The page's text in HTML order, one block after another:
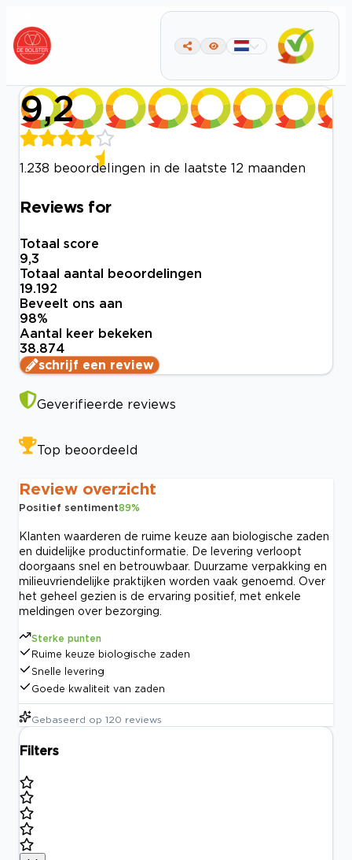
9,2
1.238 beoordelingen in de laatste 12 maanden
Reviews for
Totaal score
9,3
Totaal aantal beoordelingen
19.192
Beveelt ons aan
98%
Aantal keer bekeken
38.874
schrijf een review
Geverifieerde reviews
Top beoordeeld
Review overzicht
Positief sentiment89%
Klanten waarderen de ruime keuze aan biologische zaden
en duidelijke productinformatie. De levering verloopt
doorgaans snel en betrouwbaar. Duurzame verpakking en
milieuvriendelijke praktijken worden vaak genoemd. Over
het geheel gezien is de ervaring positief, met enkele
meldingen over bezorging.
Sterke punten
Ruime keuze biologische zaden
Snelle levering
Goede kwaliteit van zaden
Gebaseerd op 120 reviews
Filters